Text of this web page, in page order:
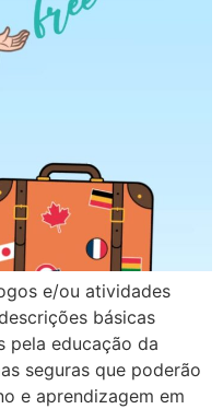
e/ou atividades
básicas
pela educação da
seguras que poderão
e aprendizagem em